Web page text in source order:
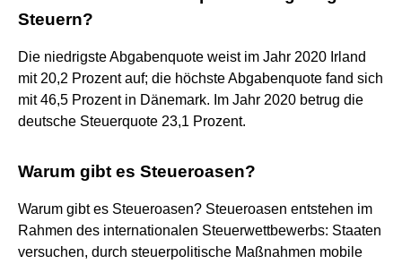
Steuern?
Die niedrigste Abgabenquote weist im Jahr 2020 Irland
mit 20,2 Prozent auf; die höchste Abgabenquote fand sich
mit 46,5 Prozent in Dänemark. Im Jahr 2020 betrug die
deutsche Steuerquote 23,1 Prozent.
Warum gibt es Steueroasen?
Warum gibt es Steueroasen? Steueroasen entstehen im
Rahmen des internationalen Steuerwettbewerbs: Staaten
versuchen, durch steuerpolitische Maßnahmen mobile